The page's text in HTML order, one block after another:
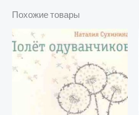
Похожие товары